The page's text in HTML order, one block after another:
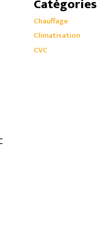
Chauffage
Climatisation
CVC